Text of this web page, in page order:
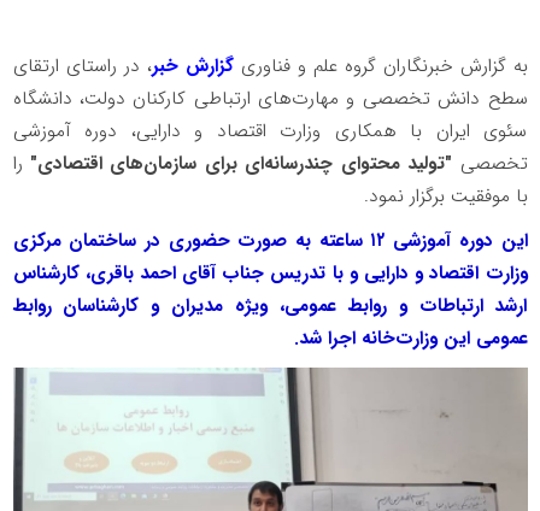
به گزارش خبرنگاران گروه علم و فناوری گزارش خبر، در راستای ارتقای
سطح دانش تخصصی و مهارت‌های ارتباطی کارکنان دولت، دانشگاه
سئوی ایران با همکاری وزارت اقتصاد و دارایی، دوره آموزشی
تخصصی "تولید محتوای چندرسانه‌ای برای سازمان‌های اقتصادی" را
با موفقیت برگزار نمود.
این دوره آموزشی ۱۲ ساعته به صورت حضوری در ساختمان مرکزی
وزارت اقتصاد و دارایی و با تدریس جناب آقای احمد باقری، کارشناس
ارشد ارتباطات و روابط عمومی، ویژه مدیران و کارشناسان روابط
عمومی این وزارت‌خانه اجرا شد.